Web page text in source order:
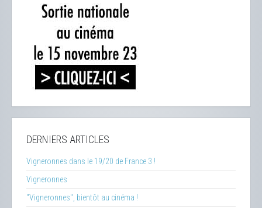
DERNIERS ARTICLES
Vigneronnes dans le 19/20 de France 3 !
Vigneronnes
"Vigneronnes", bientôt au cinéma !